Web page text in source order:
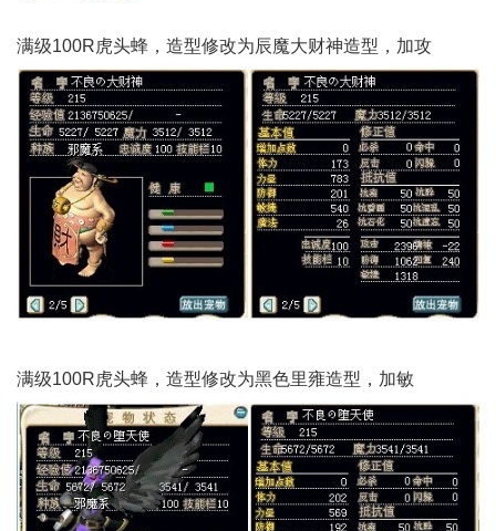
满级100R虎头蜂，造型修改为辰魔大财神造型，加攻
满级100R虎头蜂，造型修改为黑色里雍造型，加敏